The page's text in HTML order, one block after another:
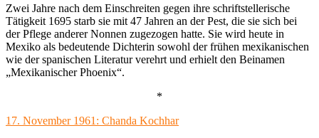
Zwei Jahre nach dem Einschreiten gegen ihre schriftstellerische
Tätigkeit 1695 starb sie mit 47 Jahren an der Pest, die sie sich bei
der Pflege anderer Nonnen zugezogen hatte. Sie wird heute in
Mexiko als bedeutende Dichterin sowohl der frühen mexikanischen
wie der spanischen Literatur verehrt und erhielt den Beinamen
„Mexikanischer Phoenix“.
*
17. November 1961: Chanda Kochhar